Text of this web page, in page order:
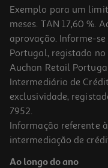
Solução Egrema
6.49 €/un
Exemplo para um
meses. TAN 17,60 %.
aprovação. Informe-
Portugal, registado no
Auchan Retail
Intermediário de
exclusividade,
7952.
Informação referente
intermediação de
Ao longo do ano